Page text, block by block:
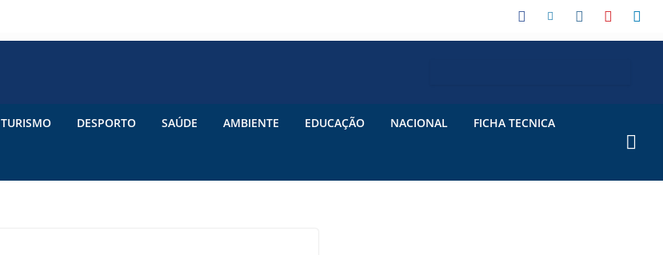
TURISMO DESPORTO SAÚDE AMBIENTE EDUCAÇÃO NACIONAL FICHA TECNICA